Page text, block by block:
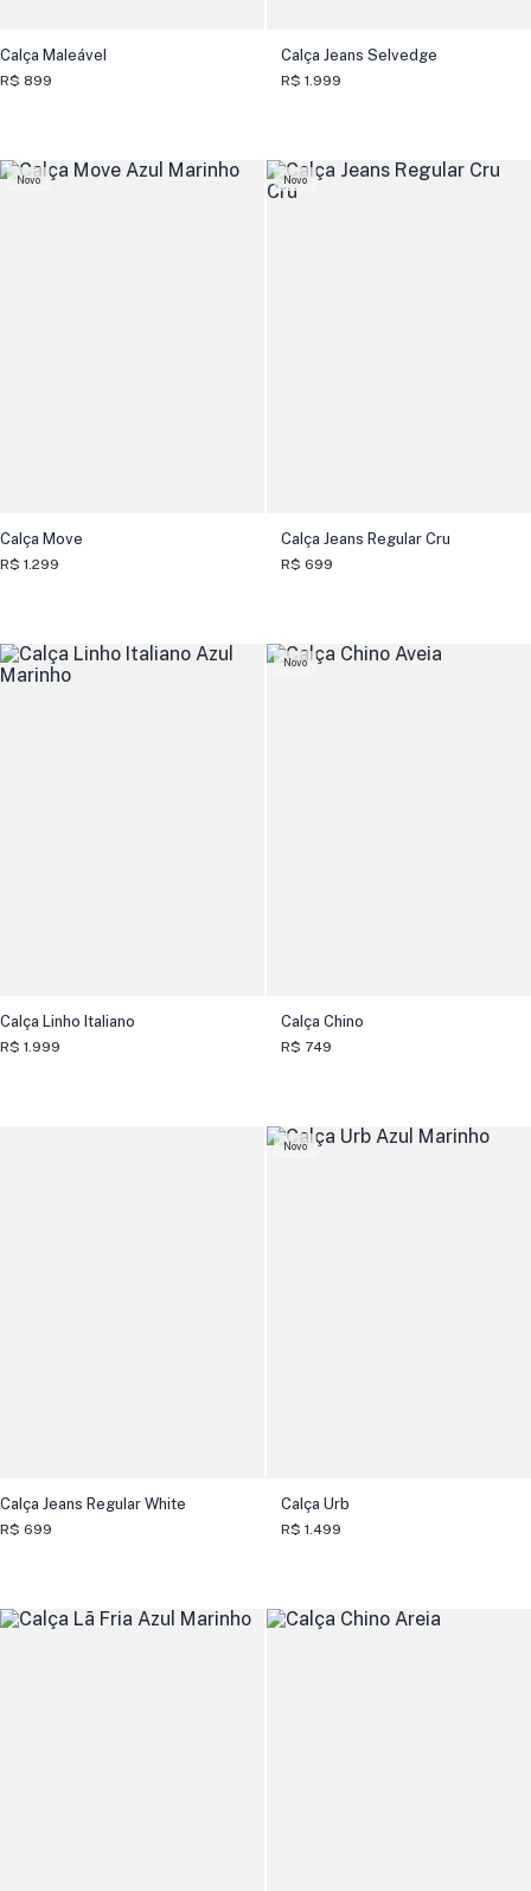
Calça Maleável
R$ 899
Calça Jeans Selvedge
R$ 1.999
Novo
Calça Move
R$ 1.299
Novo
Calça Jeans Regular Cru
R$ 699
Calça Linho Italiano
R$ 1.999
Novo
Calça Chino
R$ 749
Calça Jeans Regular White
R$ 699
Novo
Calça Urb
R$ 1.499